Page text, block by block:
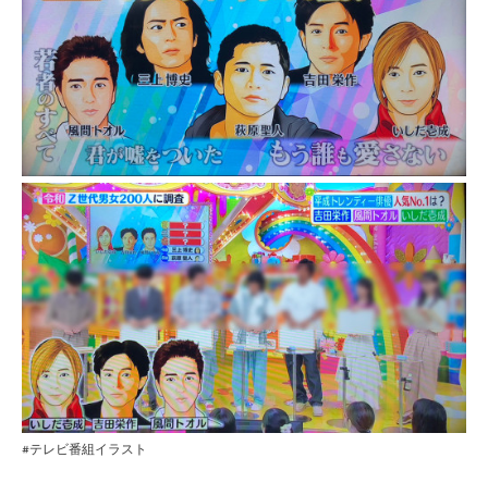
#テレビ番組イラスト